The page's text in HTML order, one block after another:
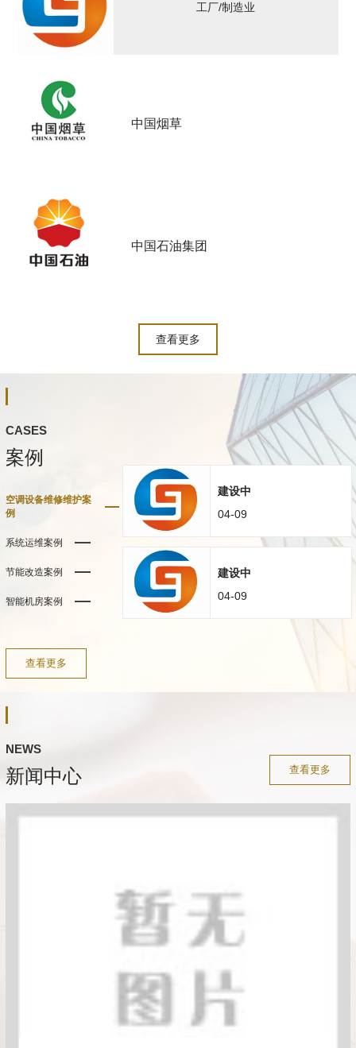
工厂/制造业
中国烟草
中国石油集团
查看更多
CASES
案例
空调设备维修维护案
例
系统运维案例
节能改造案例
智能机房案例
查看更多
建设中
04-09
建设中
04-09
NEWS
新闻中心 查看更多